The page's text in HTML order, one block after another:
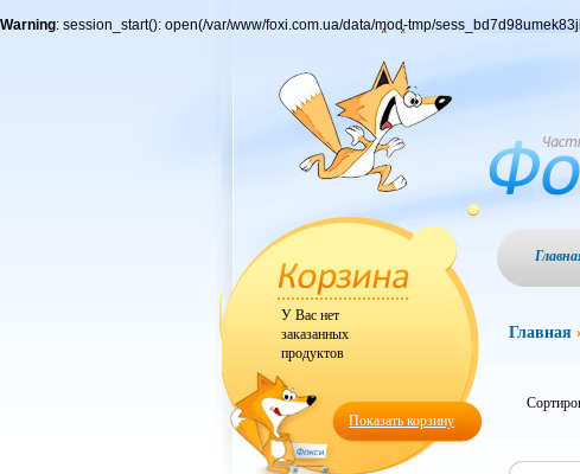
Warning: session_start(): open(/var/www/foxi.com.ua/data/mod-tmp/
Показать корзину
У Вас нет
заказанных
продуктов
Главная